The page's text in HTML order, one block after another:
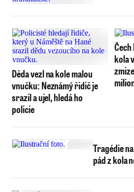
Děda vezl na kole malou
vnučku: Neznámý řidič je
srazil a ujel, hledá ho
policie
kola
Tragédie
pád z kola